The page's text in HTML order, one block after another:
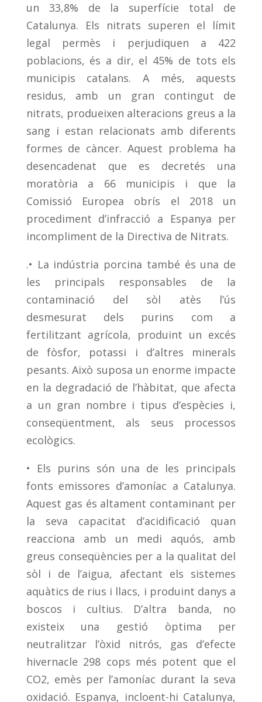
un 33,8% de la superfície total de
Catalunya. Els nitrats superen el límit
legal permès i perjudiquen a 422
poblacions, és a dir, el 45% de tots els
municipis catalans. A més, aquests
residus, amb un gran contingut de
nitrats, produeixen alteracions greus a la
sang i estan relacionats amb diferents
formes de càncer. Aquest problema ha
desencadenat que es decretés una
moratòria a 66 municipis i que la
Comissió Europea obrís el 2018 un
procediment d’infracció a Espanya per
incompliment de la Directiva de Nitrats.
.• La indústria porcina també és una de
les principals responsables de la
contaminació del sòl atès l’ús
desmesurat dels purins com a
fertilitzant agrícola, produint un excés
de fòsfor, potassi i d’altres minerals
pesants. Això suposa un enorme impacte
en la degradació de l’hàbitat, que afecta
a un gran nombre i tipus d’espècies i,
conseqüentment, als seus processos
ecològics.
• Els purins són una de les principals
fonts emissores d’amoníac a Catalunya.
Aquest gas és altament contaminant per
la seva capacitat d’acidificació quan
reacciona amb un medi aquós, amb
greus conseqüències per a la qualitat del
sòl i de l’aigua, afectant els sistemes
aquàtics de rius i llacs, i produint danys a
boscos i cultius. D’altra banda, no
existeix una gestió òptima per
neutralitzar l’òxid nitrós, gas d’efecte
hivernacle 298 cops més potent que el
CO2, emès per l’amoníac durant la seva
oxidació. Espanya, incloent-hi Catalunya,